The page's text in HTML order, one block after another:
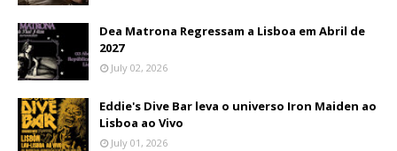
Dea Matrona Regressam a Lisboa em Abril de
2027
July 02, 2026
Eddie's Dive Bar leva o universo Iron Maiden ao
Lisboa ao Vivo
July 01, 2026